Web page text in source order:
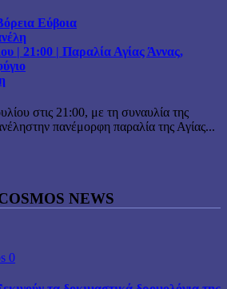
Εύβοια
| 21:00 | Παραλία Αγίας Άννας,
στις 21:00, με τη συναυλία της
πανέμορφη παραλία της Αγίας...
NEWS
0